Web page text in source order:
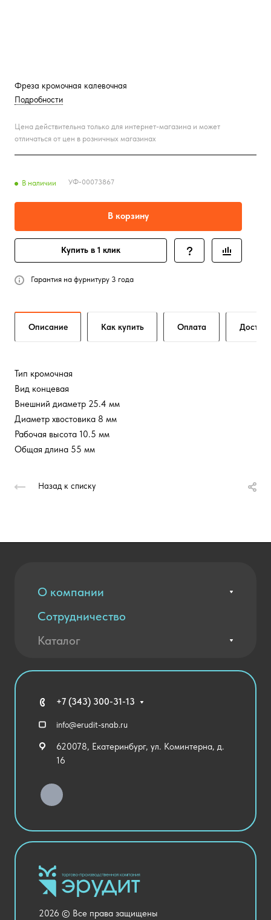
Фреза кромочная калевочная
Подробности
Цена действительна только для интернет-магазина и может
отличаться от цен в розничных магазинах
В наличии УФ-00073867
В корзину
Купить в 1 клик
Гарантия на фурнитуру 3 года
Описание Как купить Оплата
Тип кромочная
Вид концевая
Внешний диаметр 25.4 мм
Диаметр хвостовика 8 мм
Рабочая высота 10.5 мм
Общая длина 55 мм
Назад к списку
О компании
Вакансии
Контакты
Благодарственные письма
Сотрудничество
Оплата и доставка
Каталог
Технические средства обучения
Спортивный зал
Уличное оборудование
Хозяйственные Товары
Столовая и пищеблок
Оснащение кабинетов
Медицинский кабинет
+7 (343) 300-31-13
info@erudit-snab.ru
620078, Екатеринбург, ул. Коминтерна, д.
16
2026 © Все права защищены